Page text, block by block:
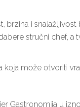
i snalažljivost
stručni chef, a
koja može otvoriti
Gastronomija u